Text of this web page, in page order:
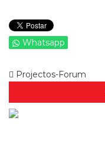
Whatsapp
Projectos-Forum